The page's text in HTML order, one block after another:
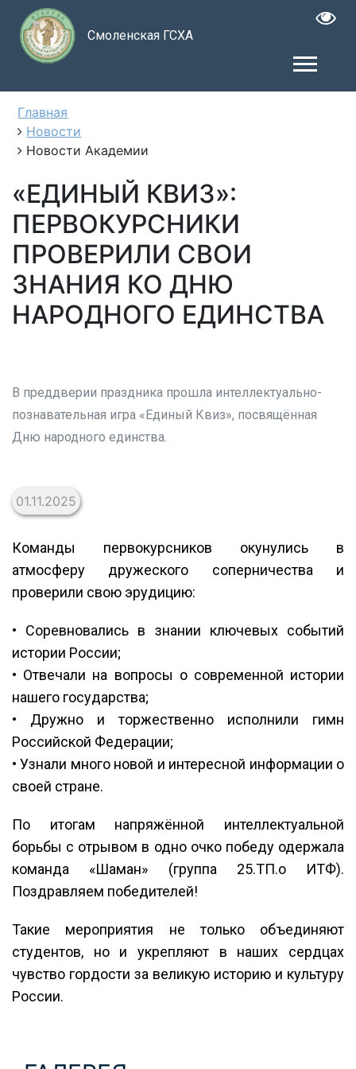
Смоленская ГСХА
Главная
Новости
Новости Академии
«ЕДИНЫЙ КВИЗ»:
ПЕРВОКУРСНИКИ
ПРОВЕРИЛИ СВОИ
ЗНАНИЯ КО ДНЮ
НАРОДНОГО ЕДИНСТВА
В преддверии праздника прошла интеллектуально-
познавательная игра «Единый Квиз», посвящённая
Дню народного единства.
01.11.2025
Команды первокурсников окунулись в
атмосферу дружеского соперничества и
проверили свою эрудицию:
• Соревновались в знании ключевых событий
истории России;
• Отвечали на вопросы о современной истории
нашего государства;
• Дружно и торжественно исполнили гимн
Российской Федерации;
• Узнали много новой и интересной информации о
своей стране.
По итогам напряжённой интеллектуальной
борьбы с отрывом в одно очко победу одержала
команда «Шаман» (группа 25.ТП.о ИТФ).
Поздравляем победителей!
Такие мероприятия не только объединяют
студентов, но и укрепляют в наших сердцах
чувство гордости за великую историю и культуру
России.